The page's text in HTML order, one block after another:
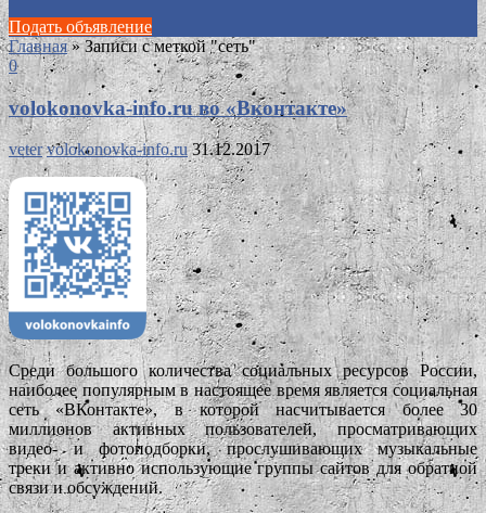
Подать объявление
Главная » Записи с меткой "сеть"
0
volokonovka-info.ru во «Вконтакте»
veter volokonovka-info.ru 31.12.2017
Среди большого количества социальных ресурсов России,
наиболее популярным в настоящее время является социальная
сеть «ВКонтакте», в которой насчитывается более 30
миллионов активных пользователей, просматривающих
видео- и фотоподборки, прослушивающих музыкальные
треки и активно использующие группы сайтов для обратной
связи и обсуждений.